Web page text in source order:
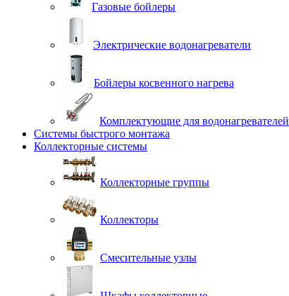
Газовые бойлеры
Электрические водонагреватели
Бойлеры косвенного нагрева
Комплектующие для водонагревателей
Системы быстрого монтажа
Коллекторные системы
Коллекторные группы
Коллекторы
Смесительные узлы